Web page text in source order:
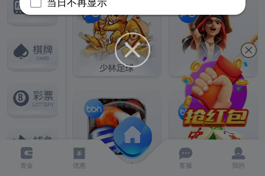
资金 优惠 客服 我的